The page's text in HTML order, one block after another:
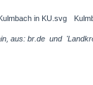
aus: br.de und